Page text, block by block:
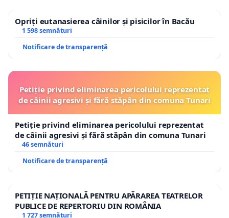
Opriți eutanasierea câinilor și pisicilor în Bacău
1 598 semnături
Notificare de transparență
Petiție privind eliminarea pericolului reprezentat
de câinii agresivi și fără stăpân din comuna Tunari
Petiție privind eliminarea pericolului reprezentat
de câinii agresivi și fără stăpân din comuna Tunari
46 semnături
Notificare de transparență
PETIȚIE NAȚIONALĂ PENTRU APĂRAREA TEATRELOR
PUBLICE DE REPERTORIU DIN ROMÂNIA
1 727 semnături